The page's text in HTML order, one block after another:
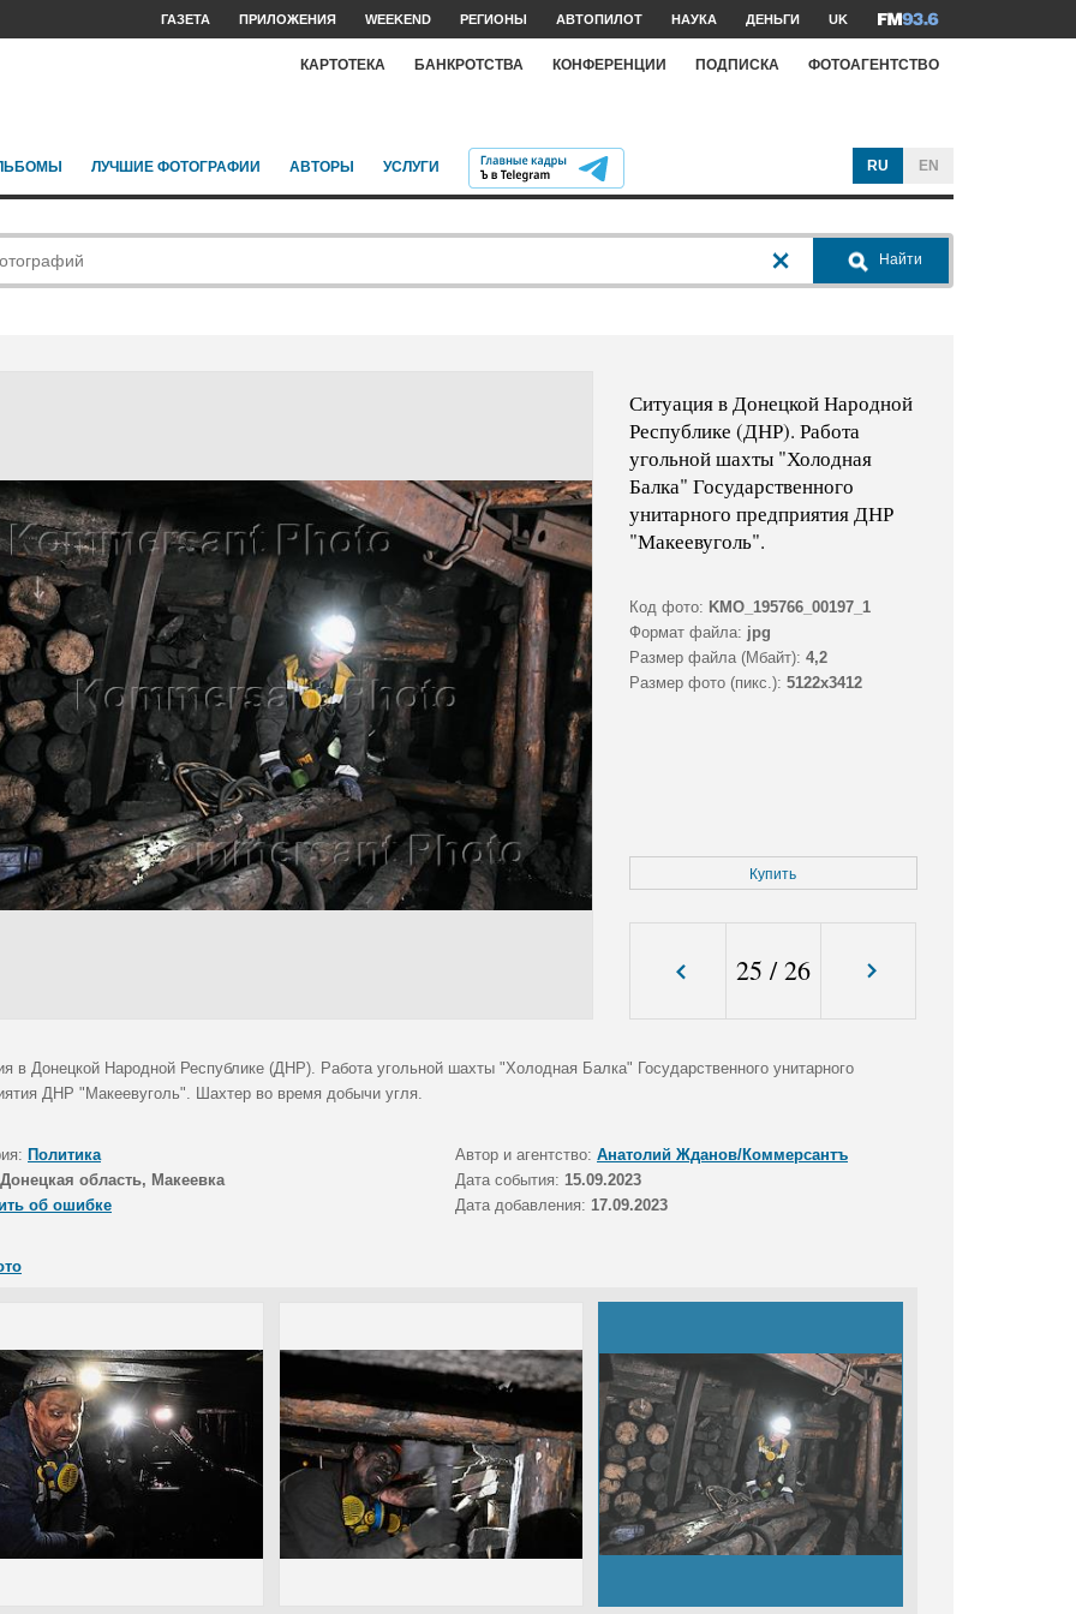
ГАЗЕТА ПРИЛОЖЕНИЯ WEEKEND РЕГИОНЫ АВТОПИЛОТ НАУКА ДЕНЬГИ UK
КАРТОТЕКА БАНКРОТСТВА КОНФЕРЕНЦИИ ПОДПИСКА ФОТОАГЕНТСТВО
ЛУЧШИЕ ФОТОГРАФИИ АВТОРЫ УСЛУГИ RU EN
Найти
Ситуация в Донецкой Народной
Республике (ДНР). Работа
угольной шахты "Холодная
Балка" Государственного
унитарного предприятия ДНР
"Макеевуголь".
Код фото: KMO_195766_00197_1
Формат файла: jpg
Размер файла (Мбайт): 4,2
Размер фото (пикс.): 5122x3412
Купить
25 /26
в Донецкой Народной Республике (ДНР). Работа угольной шахты "Холодная Балка" Государственного унитарного
ДНР "Макеевуголь". Шахтер во время добычи угля.
Политика Автор и агентство: Анатолий Жданов/Коммерсантъ
Донецкая область, Макеевка Дата события: 15.09.2023
об ошибке
Дата добавления: 17.09.2023